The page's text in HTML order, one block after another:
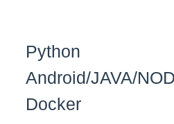
Python
Android/JAVA/
Docker